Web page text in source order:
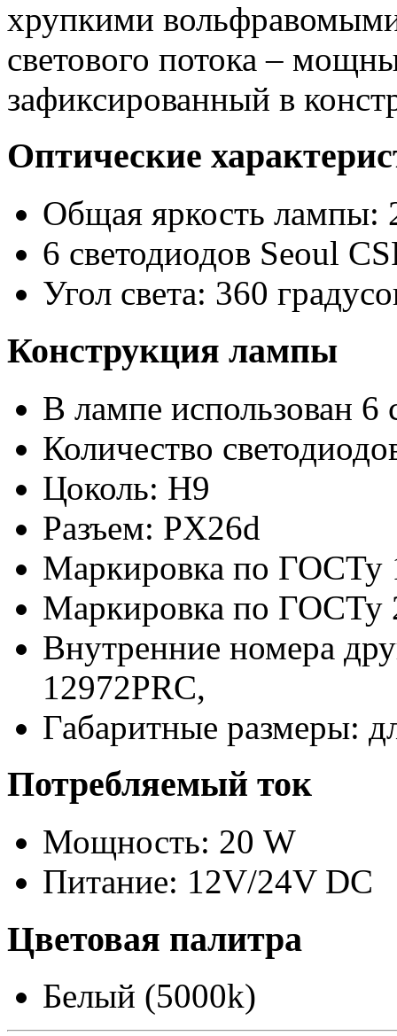
хрупкими
светового потока –
зафиксированный в
Оптические
Общая яркость лампы:
6 светодиодов Seoul
Угол света: 360
Конструкция лампы
В лампе использован 6
Количество
Цоколь: H9
Разъем: PX26d
Маркировка по ГОСТу
Маркировка по ГОСТу
Внутренние номера
12972PRC,
Габаритные размеры:
Потребляемый ток
Мощность: 20 W
Питание: 12V/24V DC
Цветовая палитра
Белый (5000k)